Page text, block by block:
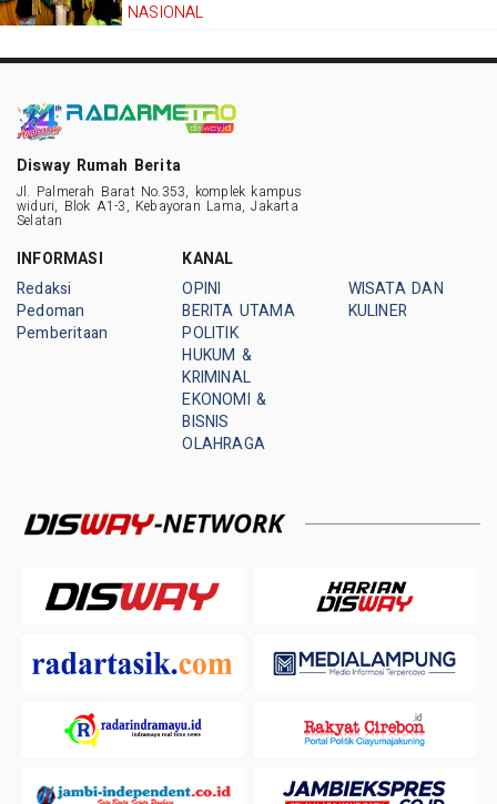
NASIONAL
Disway Rumah Berita
Jl. Palmerah Barat No.353, komplek kampus
widuri, Blok A1-3, Kebayoran Lama, Jakarta
Selatan
INFORMASI
Redaksi
Pedoman
Pemberitaan
KANAL
OPINI
BERITA UTAMA
POLITIK
HUKUM &
KRIMINAL
EKONOMI &
BISNIS
OLAHRAGA
WISATA DAN
KULINER